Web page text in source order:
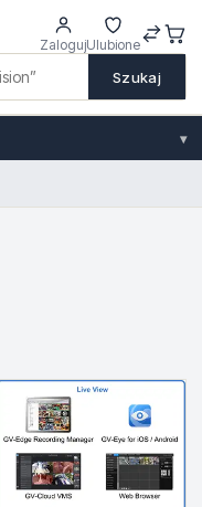
Szukaj
ZalogujUlubione
▾